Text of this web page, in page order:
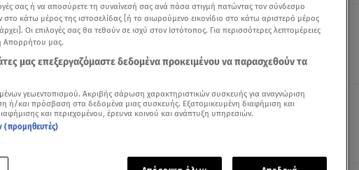
σας ή να αποσύρετε τη συναίνεσή σας ανά πάσα στιγμή πατώντας τον σύνδεσμο
στο κάτω μέρος της ιστοσελίδας [ή το αιωρούμενο εικονίδιο στο κάτω αριστερό μέρος
Οι επιλογές σας θα τεθούν σε ισχύ στον Ιστότοπος. Για περισσότερες λεπτομέρειες
Απορρήτου μας.
μας επεξεργαζόμαστε δεδομένα προκειμένου να παρασχεθούν τα
γεωεντοπισμού. Ακριβής σάρωση χαρακτηριστικών συσκευής για αναγνώριση
ή/και πρόσβαση στα δεδομένα μιας συσκευής. Εξατομικευμένη διαφήμιση και
και περιεχομένου, έρευνα κοινού και ανάπτυξη υπηρεσιών.
(προμηθευτές)